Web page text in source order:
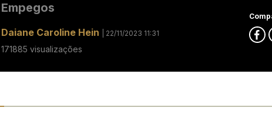
Empegos
Daiane Caroline Hein | 22/11/2023 11:31
171885 visualizações